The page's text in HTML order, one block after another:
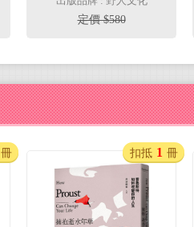
定價 $580
冊 扣抵 1 冊